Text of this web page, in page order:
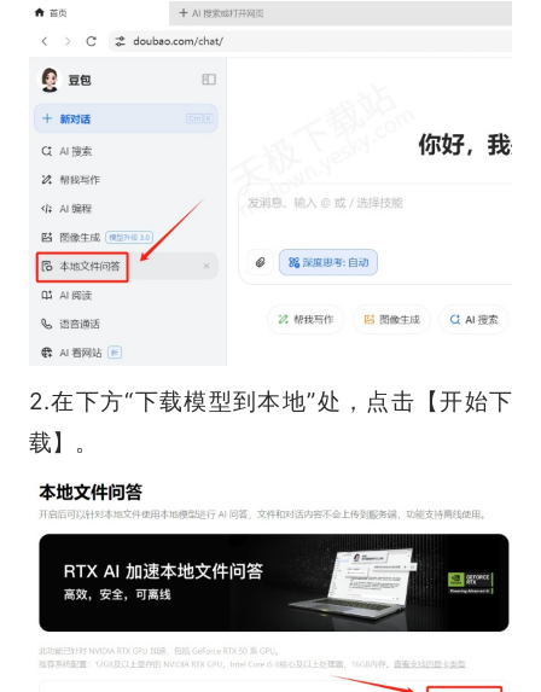
2.在下方“下载模型到本地”处，点击【开始下
载】。